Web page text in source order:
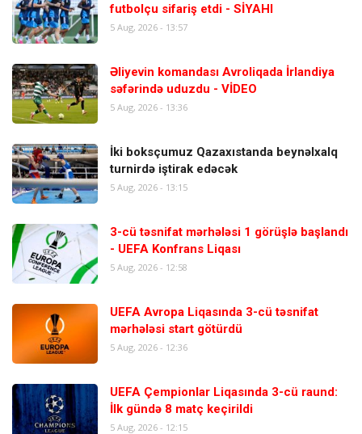
futbolçu sifariş etdi - SİYAHI
5 Aug, 2026 - 13:57
Əliyevin komandası Avroliqada İrlandiya
səfərində uduzdu - VİDEO
5 Aug, 2026 - 13:36
İki boksçumuz Qazaxıstanda beynəlxalq
turnirdə iştirak edəcək
5 Aug, 2026 - 13:15
3-cü təsnifat mərhələsi 1 görüşlə başlandı
- UEFA Konfrans Liqası
5 Aug, 2026 - 12:58
UEFA Avropa Liqasında 3-cü təsnifat
mərhələsi start götürdü
5 Aug, 2026 - 12:36
UEFA Çempionlar Liqasında 3-cü raund:
İlk gündə 8 matç keçirildi
5 Aug, 2026 - 12:15